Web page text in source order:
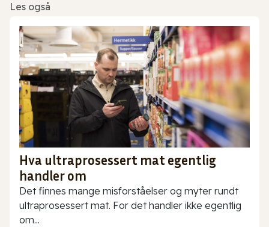
Les også
Hva ultraprosessert mat egentlig
handler om
Det finnes mange misforståelser og myter rundt
ultraprosessert mat. For det handler ikke egentlig
om...